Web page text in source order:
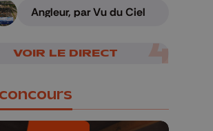
Angleur, par Vu du Ciel
VOIR LE DIRECT